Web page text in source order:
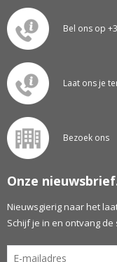
Bel ons op
Laat ons je
Bezoek ons
Onze
Nieuwsgierig naar het
Schijf je in en ontvang